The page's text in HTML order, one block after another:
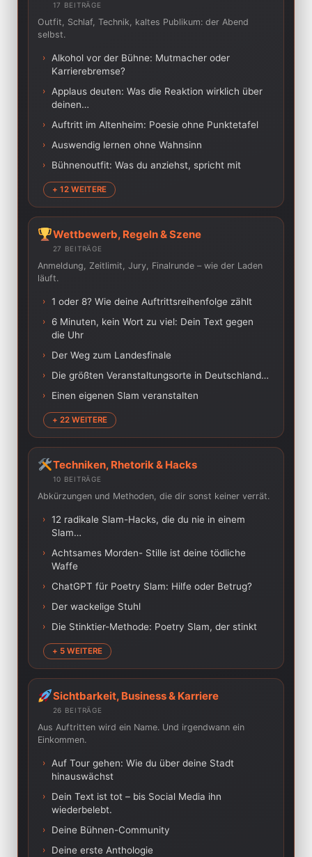
17 BEITRÄGE
Outfit, Schlaf, Technik, kaltes Publikum: der Abend
selbst.
›
Alkohol vor der Bühne: Mutmacher oder
Karrierebremse?
›
Applaus deuten: Was die Reaktion wirklich über
deinen…
› Auftritt im Altenheim: Poesie ohne Punktetafel
› Auswendig lernen ohne Wahnsinn
› Bühnenoutfit: Was du anziehst, spricht mit
+ 12 WEITERE
Wettbewerb, Regeln & Szene
27 BEITRÄGE
Anmeldung, Zeitlimit, Jury, Finalrunde – wie der Laden
läuft.
› 1 oder 8? Wie deine Auftrittsreihenfolge zählt
›
6 Minuten, kein Wort zu viel: Dein Text gegen
die Uhr
› Der Weg zum Landesfinale
› Die größten Veranstaltungsorte in Deutschland…
› Einen eigenen Slam veranstalten
+ 22 WEITERE
Techniken, Rhetorik & Hacks
10 BEITRÄGE
Abkürzungen und Methoden, die dir sonst keiner verrät.
› 12 radikale Slam-Hacks, die du nie in einem
Slam…
›
Achtsames Morden- Stille ist deine tödliche
Waffe
› ChatGPT für Poetry Slam: Hilfe oder Betrug?
› Der wackelige Stuhl
› Die Stinktier-Methode: Poetry Slam, der stinkt
+ 5 WEITERE
Sichtbarkeit, Business & Karriere
26 BEITRÄGE
Aus Auftritten wird ein Name. Und irgendwann ein
Einkommen.
›
Auf Tour gehen: Wie du über deine Stadt
hinauswächst
›
Dein Text ist tot – bis Social Media ihn
wiederbelebt.
› Deine Bühnen-Community
› Deine erste Anthologie